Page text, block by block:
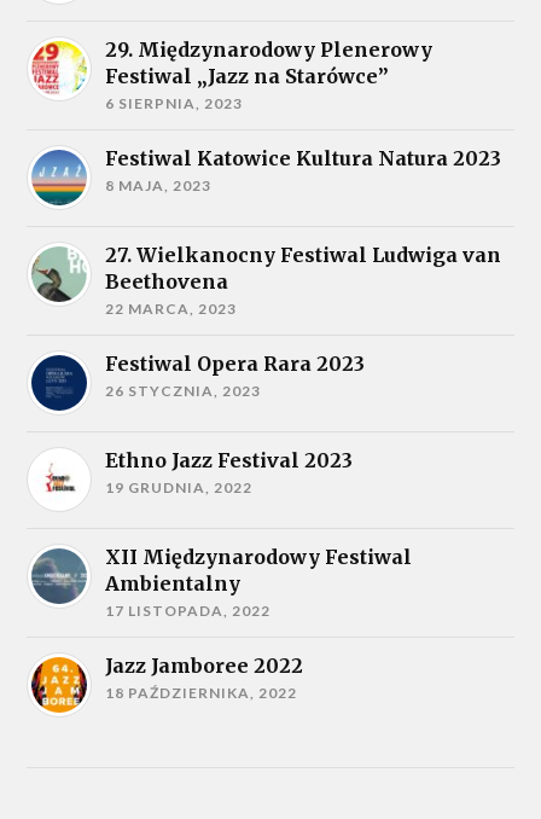
29. Międzynarodowy Plenerowy
Festiwal „Jazz na Starówce”
6 SIERPNIA, 2023
Festiwal Katowice Kultura Natura 2023
8 MAJA, 2023
27. Wielkanocny Festiwal Ludwiga van
Beethovena
22 MARCA, 2023
Festiwal Opera Rara 2023
26 STYCZNIA, 2023
Ethno Jazz Festival 2023
19 GRUDNIA, 2022
XII Międzynarodowy Festiwal
Ambientalny
17 LISTOPADA, 2022
Jazz Jamboree 2022
18 PAŹDZIERNIKA, 2022